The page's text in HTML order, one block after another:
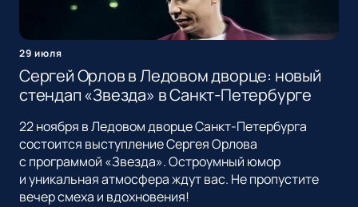
29 июля
Сергей Орлов в Ледовом дворце: новый
стендап «Звезда» в Санкт-Петербурге
22 ноября в Ледовом дворце Санкт-Петербурга
состоится выступление Сергея Орлова
с программой «Звезда». Остроумный юмор
и уникальная атмосфера ждут вас. Не пропустите
вечер смеха и вдохновения!